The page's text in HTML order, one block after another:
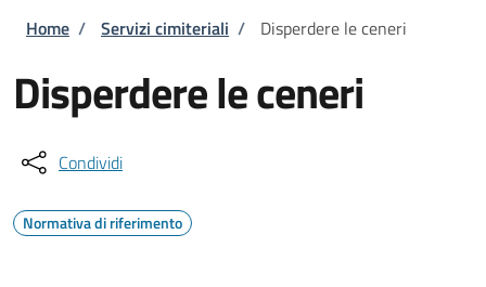
Briciole di pane
Home / Servizi cimiteriali / Disperdere le ceneri
Disperdere le ceneri
Condividi
Normativa di riferimento